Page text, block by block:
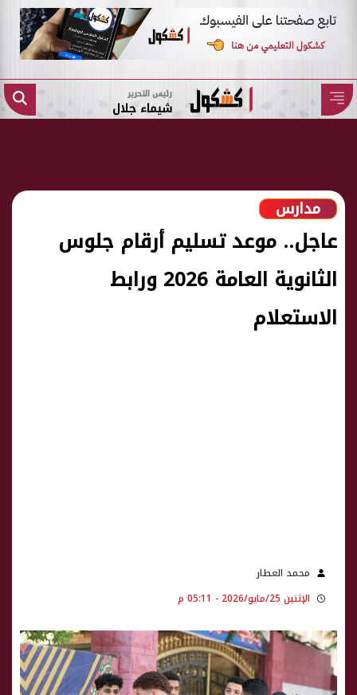
رئيس التحرير
شيماء جلال
مدارس
عاجل.. موعد تسليم أرقام جلوس
الثانوية العامة 2026 ورابط
الاستعلام
محمد العطار
الإثنين 25/مايو/2026 - 05:11 م